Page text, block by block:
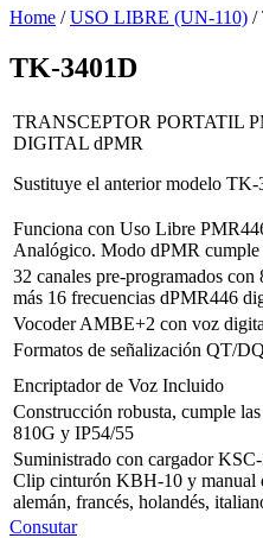
Home /USO LIBRE (UN-110) /
TK-3401D
TRANSCEPTOR PORTATIL
DIGITAL dPMR
Sustituye el anterior modelo TK-
Funciona con Uso Libre
Analógico. Modo dPMR
32 canales pre-programados
más 16 frecuencias dPMR446
Vocoder AMBE+2 con voz
Formatos de señalización QT/
Encriptador de Voz Incluido
Construcción robusta, cumple
810G y IP54/55
Suministrado con cargador
Clip cinturón KBH-10 y manual
alemán, francés, holandés,
Consutar